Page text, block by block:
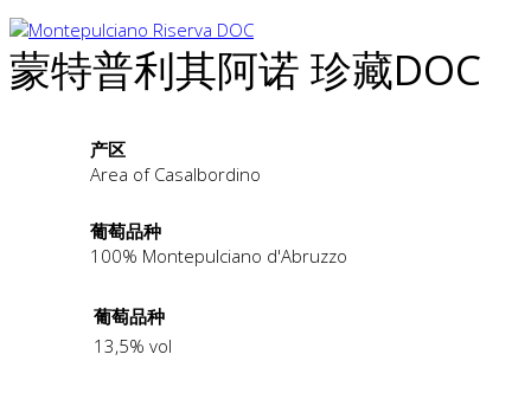
蒙特普利其阿诺 珍藏DOC
产区
Area of Casalbordino
葡萄品种
100% Montepulciano d'Abruzzo
葡萄品种
13,5% vol